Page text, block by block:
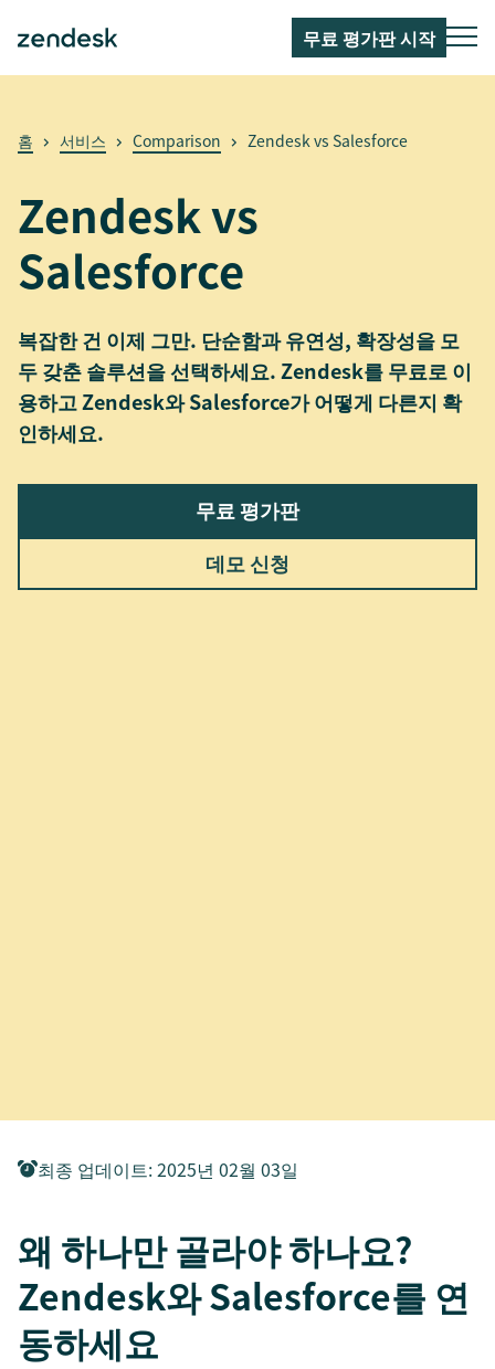
무료 평가판 시작
홈 서비스 Comparison Zendesk vs Salesforce
Zendesk vs
Salesforce
복잡한 건 이제 그만. 단순함과 유연성, 확장성을 모
두 갖춘 솔루션을 선택하세요. Zendesk를 무료로 이
용하고 Zendesk와 Salesforce가 어떻게 다른지 확
인하세요.
무료 평가판
데모 신청
최종 업데이트:2025년 02월 03일
왜 하나만 골라야 하나요?
Zendesk와 Salesforce를 연
동하세요